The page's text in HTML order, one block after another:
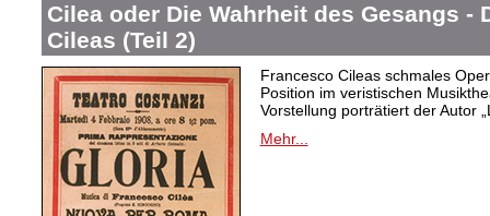
Cilea oder Die Wahrheit des Gesangs -
Cileas (Teil 2)
Francesco Cileas schmales
Position im veristischen
Vorstellung porträtiert der Autor
Mehr...